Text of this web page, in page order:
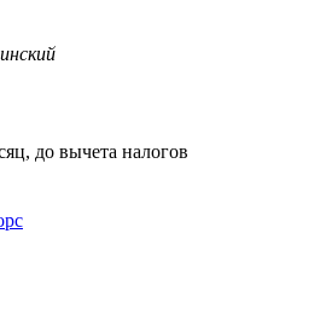
до вычета налогов